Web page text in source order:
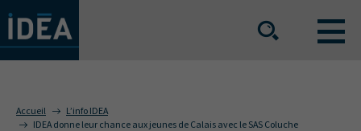
Accueil
L’info IDEA
IDEA donne leur chance aux jeunes de Calais avec le SAS Coluche